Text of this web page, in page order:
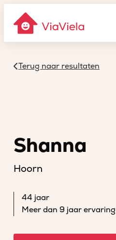
Terug naar resultaten
Shanna
Hoorn
44 jaar
Meer dan 9 jaar